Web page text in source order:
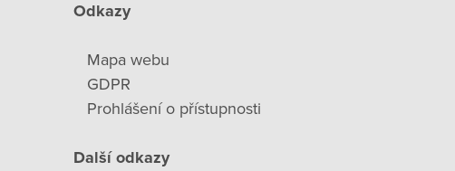
Odkazy
Mapa webu
GDPR
Prohlášení o přístupnosti
Další odkazy